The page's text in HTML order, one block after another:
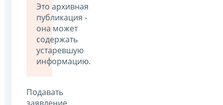
Это архивная
публикация -
она может
содержать
устаревшую
информацию.
Подавать